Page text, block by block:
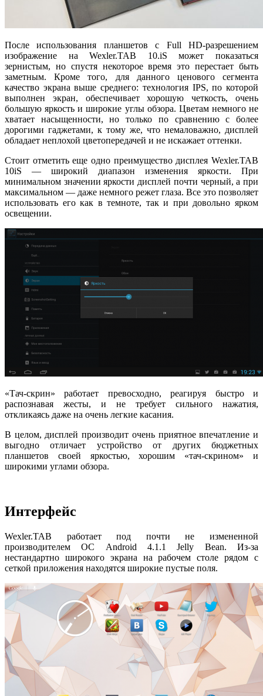
После использования планшетов с Full HD-разрешением
изображение на Wexler.TAB 10.iS может показаться
зернистым, но спустя некоторое время это перестает быть
заметным. Кроме того, для данного ценового сегмента
качество экрана выше среднего: технология IPS, по которой
выполнен экран, обеспечивает хорошую четкость, очень
большую яркость и широкие углы обзора. Цветам немного не
хватает насыщенности, но только по сравнению с более
дорогими гаджетами, к тому же, что немаловажно, дисплей
обладает неплохой цветопередачей и не искажает оттенки.
Стоит отметить еще одно преимущество дисплея Wexler.TAB
10iS — широкий диапазон изменения яркости. При
минимальном значении яркости дисплей почти черный, а при
максимальном — даже немного режет глаза. Все это позволяет
использовать его как в темноте, так и при довольно ярком
освещении.
«Тач-скрин» работает превосходно, реагируя быстро и
распознавая жесты, и не требует сильного нажатия,
откликаясь даже на очень легкие касания.
В целом, дисплей производит очень приятное впечатление и
выгодно отличает устройство от других бюджетных
планшетов своей яркостью, хорошим «тач-скрином» и
широкими углами обзора.
Интерфейс
Wexler.TAB работает под почти не измененной
производителем ОС Android 4.1.1 Jelly Bean. Из-за
нестандартно широкого экрана на рабочем столе рядом с
сеткой приложения находятся широкие пустые поля.